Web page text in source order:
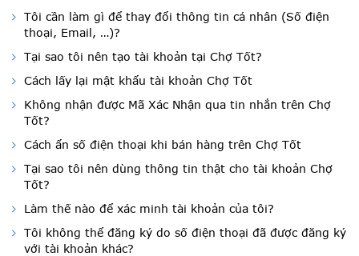
Tôi cần làm gì để thay đổi thông tin cá nhân (Số điện
thoại, Email, …)?
Tại sao tôi nên tạo tài khoản tại Chợ Tốt?
Cách lấy lại mật khẩu tài khoản Chợ Tốt
Không nhận được Mã Xác Nhận qua tin nhắn trên Chợ
Tốt?
Cách ẩn số điện thoại khi bán hàng trên Chợ Tốt
Tại sao tôi nên dùng thông tin thật cho tài khoản Chợ
Tốt?
Làm thế nào để xác minh tài khoản của tôi?
Tôi không thể đăng ký do số điện thoại đã được đăng ký
với tài khoản khác?